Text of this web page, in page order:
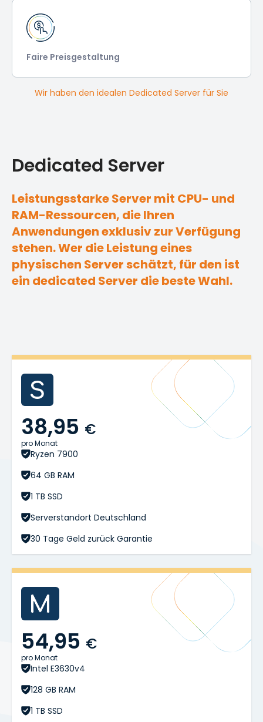
Faire Preisgestaltung
Wir haben den idealen Dedicated Server für Sie
Dedicated Server
Leistungsstarke Server mit CPU- und
RAM-Ressourcen, die Ihren
Anwendungen exklusiv zur Verfügung
stehen. Wer die Leistung eines
physischen Server schätzt, für den ist
ein dedicated Server die beste Wahl.
38,95 €
pro Monat
Ryzen 7900
64 GB RAM
1 TB SSD
Serverstandort Deutschland
30 Tage Geld zurück Garantie
54,95 €
pro Monat
Intel E3630v4
128 GB RAM
1 TB SSD